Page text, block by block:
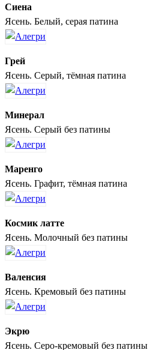
Сиена
Ясень. Белый, серая патина
Грей
Ясень. Серый, тёмная патина
Минерал
Ясень. Серый без патины
Маренго
Ясень. Графит, тёмная патина
Космик латте
Ясень. Молочный без патины
Валенсия
Ясень. Кремовый без патины
Экрю
Ясень. Серо-кремовый без патины